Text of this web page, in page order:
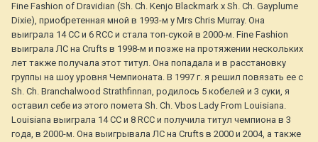
Fine Fashion of Dravidian (Sh. Ch. Kenjo Blackmark x Sh. Ch. Gayplume
Dixie), приобретенная мной в 1993-м у Mrs Chris Murray. Она
выиграла 14 СС и 6 RCC и стала топ-сукой в 2000-м. Fine Fashion
выиграла ЛС на Crufts в 1998-м и позже на протяжении нескольких
лет также получала этот титул. Она попадала и в расстановку
группы на шоу уровня Чемпионата. В 1997 г. я решил повязать ее с
Sh. Ch. Branchalwood Strathfinnan, родилось 5 кобелей и 3 суки, я
оставил себе из этого помета Sh. Ch. Vbos Lady From Louisiana.
Louisiana выиграла 14 СС и 8 RCC и получила титул чемпиона в 3
года, в 2000-м. Она выигрывала ЛС на Crufts в 2000 и 2004, а также